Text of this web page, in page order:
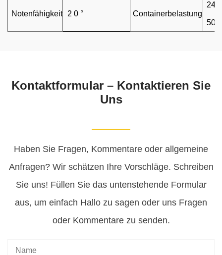
Notenfähigkeit 20 ° Containerbelastung
Kontaktformular – Kontaktieren Sie
Uns
Haben Sie Fragen, Kommentare oder allgemeine
Anfragen? Wir schätzen Ihre Vorschläge. Schreiben
Sie uns! Füllen Sie das untenstehende Formular
aus, um einfach Hallo zu sagen oder uns Fragen
oder Kommentare zu senden.